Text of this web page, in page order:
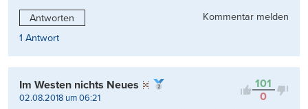
Antworten
Kommentar melden
1 Antwort
101
0
Im Westen nichts Neues
02.08.2018 um 06:21